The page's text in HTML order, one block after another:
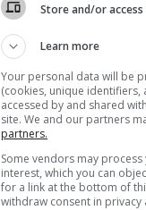
Store and/or
Learn more
Your personal data will be
(cookies, unique
accessed by and shared
site. We and our partners
partners.
Some vendors may
interest, which you can
for a link at the bottom of
withdraw consent in privacy